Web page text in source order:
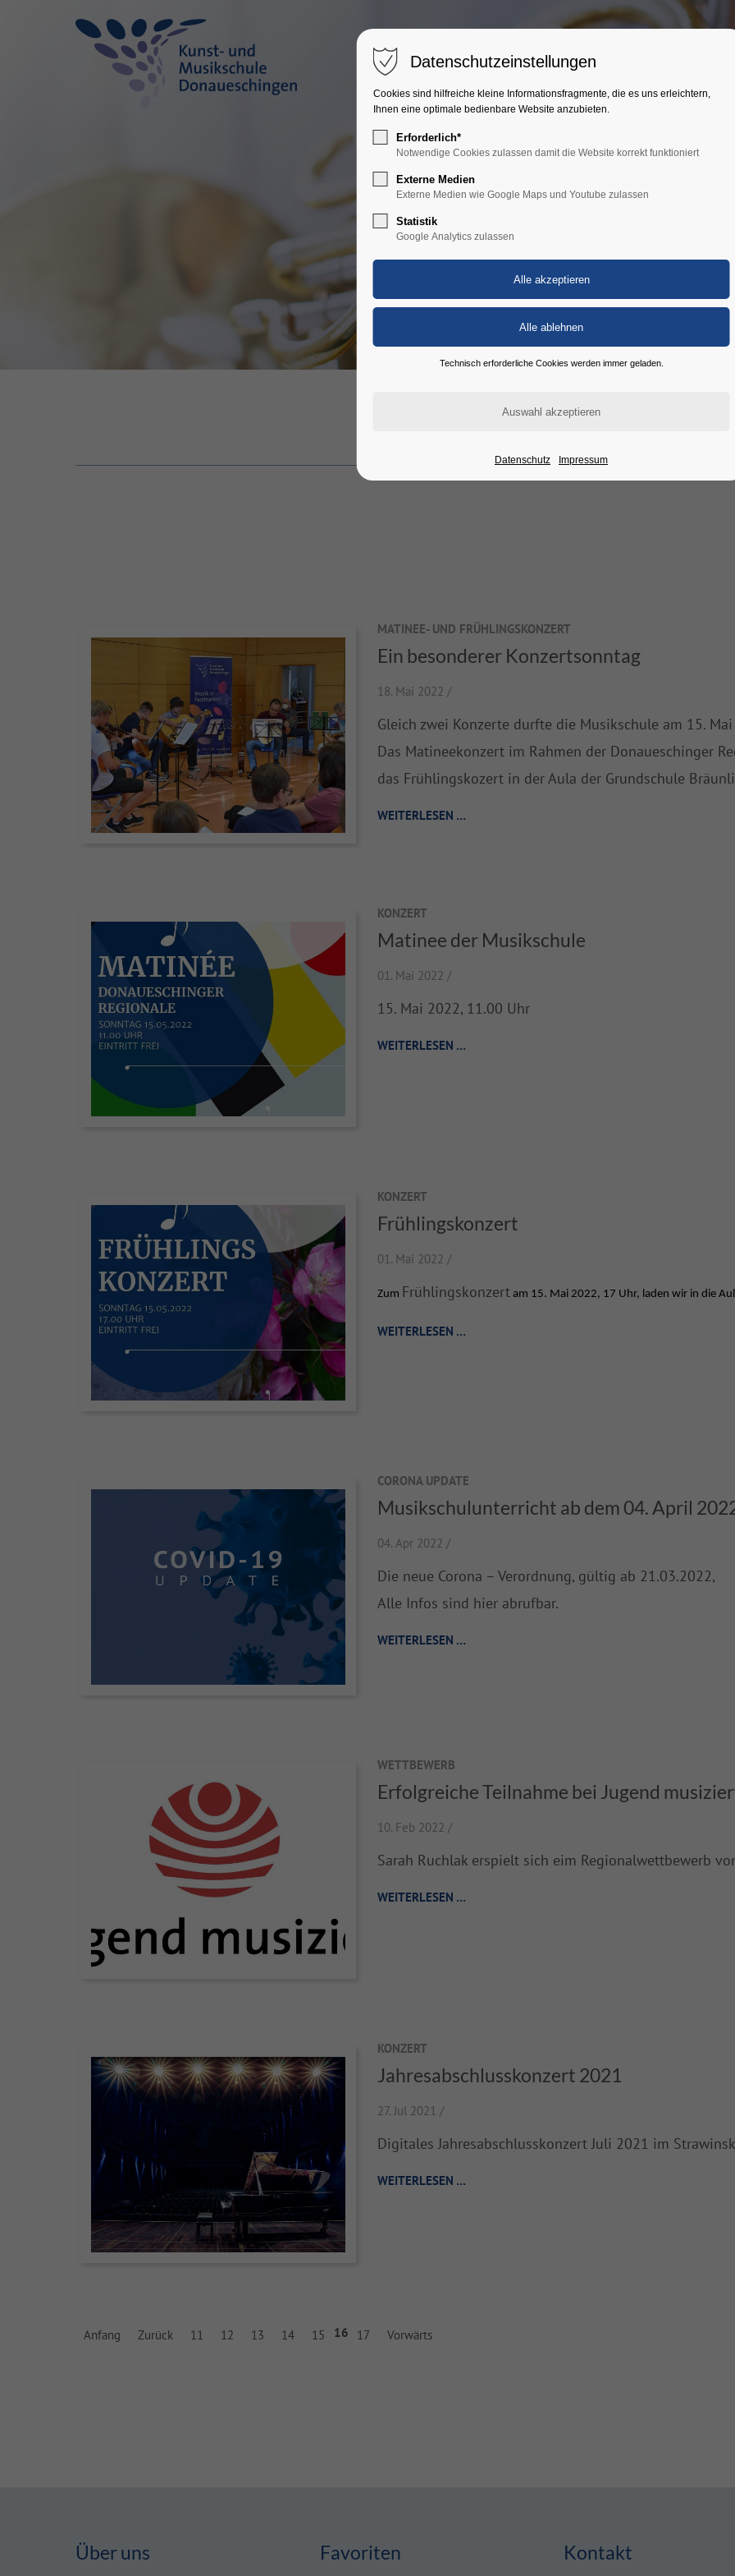
Login
Benutzername
Support
Lorem ipsum dolor sit amet:
24h/ 365days
We offer support for our customers
Mon - Fri 8:00am - 5:00pm
(GMT +1)
Cybersteel Inc.
376-293 City Road, Suite 600
+44 1234 567 890
Über uns Angebot
NEUIGKEITEN
MATINEE- UND FRÜHLINGSKONZERT
Ein besonderer Konzertsonntag
18. Mai 2022 /
Gleich zwei Konzerte durfte die Musikschule am 15.
Das Matineekonzert im Rahmen der Donaueschinger
das Frühlingskozert in der Aula der Grundschule
WEITERLESEN …
KONZERT
Matinee der Musikschule
01. Mai 2022 /
15. Mai 2022, 11.00 Uhr
WEITERLESEN …
KONZERT
Frühlingskonzert
01. Mai 2022 /
Zum Frühlingskonzert am 15. Mai 2022, 17 Uhr, laden wir in die
WEITERLESEN …
CORONA UPDATE
Musikschulunterricht ab dem 04. April
04. Apr 2022 /
Die neue Corona – Verordnung, gültig ab 21.03.2022,
Alle Infos sind hier abrufbar.
WEITERLESEN …
WETTBEWERB
Erfolgreiche Teilnahme bei Jugend
10. Feb 2022 /
Sarah Ruchlak erspielt sich eim Regionalwettbewerb
WEITERLESEN …
KONZERT
Jahresabschlusskonzert 2021
27. Jul 2021 /
Digitales Jahresabschlusskonzert Juli 2021 im
WEITERLESEN …
Anfang Zurück 11 12 13 14 15 16 17 Vorwärts
Über uns Favoriten Kontakt
Datenschutzeinstellungen
Cookies sind hilfreiche kleine Informationsfragmente, die es uns erleichtern,
Ihnen eine optimale bedienbare Website anzubieten.
Erforderlich*
Notwendige Cookies zulassen damit die Website korrekt funktioniert
Externe Medien
Externe Medien wie Google Maps und Youtube zulassen
Statistik
Google Analytics zulassen
Technisch erforderliche Cookies werden immer geladen.
Datenschutz Impressum